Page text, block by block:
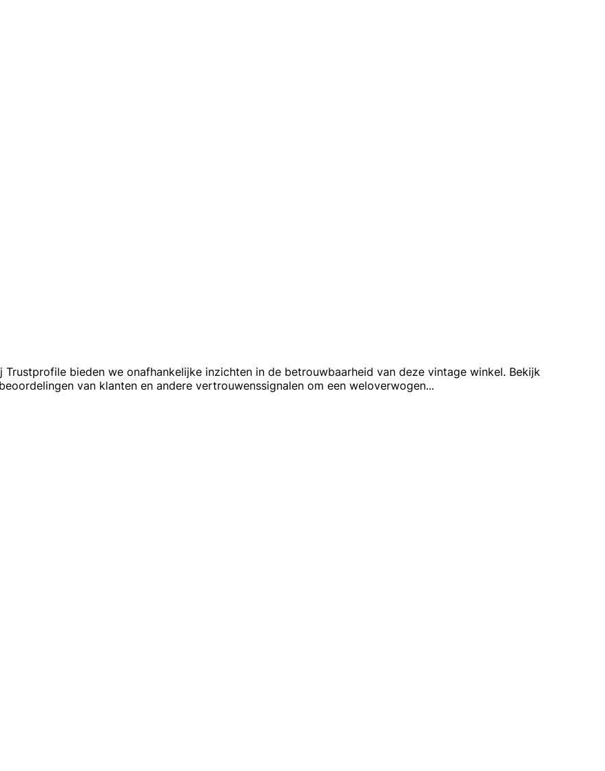
bieden we onafhankelijke inzichten in de betrouwbaarheid van deze vintage winkel. Bekijk
van klanten en andere vertrouwenssignalen om een weloverwogen...